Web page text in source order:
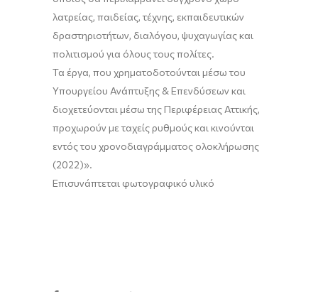
λατρείας, παιδείας, τέχνης, εκπαιδευτικών
δραστηριοτήτων, διαλόγου, ψυχαγωγίας και
πολιτισμού για όλους τους πολίτες.
Τα έργα, που χρηματοδοτούνται μέσω του
Υπουργείου Ανάπτυξης & Επενδύσεων και
διοχετεύονται μέσω τηςΠεριφέρειας Αττικής,
προχωρούν με ταχείς ρυθμούςκαι κινούνται
εντός του χρονοδιαγράμματος ολοκλήρωσης
(2022)».
Επισυνάπτεται φωτογραφικό υλικό